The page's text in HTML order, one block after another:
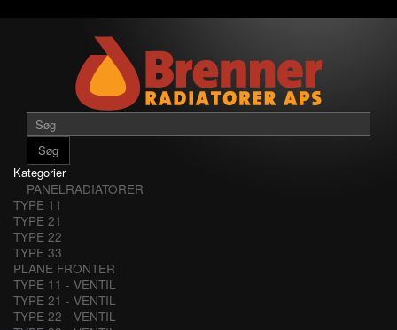
Søg
Kategorier
PANELRADIATORER
TYPE 11
TYPE 21
TYPE 22
TYPE 33
PLANE FRONTER
TYPE 11 - VENTIL
TYPE 21 - VENTIL
TYPE 22 - VENTIL